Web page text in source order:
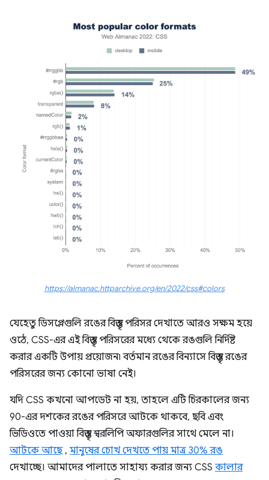
https://almanac.httparchive.org/en/2022/css#colors
যেহেতু ডিসপ্লেগুলি রঙের বিস্তৃত পরিসর দেখাতে আরও সক্ষম হয়ে
ওঠে, CSS-এর এই বিস্তৃত পরিসরের মধ্যে থেকে রঙগুলি নির্দিষ্ট
করার একটি উপায় প্রয়োজন৷ বর্তমান রঙের বিন্যাসে বিস্তৃত রঙের
পরিসরের জন্য কোনো ভাষা নেই।
যদি CSS কখনো আপডেট না হয়, তাহলে এটি চিরকালের জন্য
90-এর দশকের রঙের পরিসরে আটকে থাকবে, ছবি এবং
ভিডিওতে পাওয়া বিস্তৃত স্বরলিপি অফারগুলির সাথে মেলে না।
আটকে আছে, মানুষের চোখ দেখতে পায় মাত্র 30% রঙ
দেখাচ্ছে। আমাদের পালাতে সাহায্য করার জন্য CSS কালার